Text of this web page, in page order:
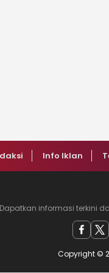
Info Iklan
informasi terkini
Copyright ©